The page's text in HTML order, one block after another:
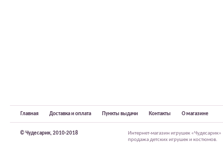
Главная Доставка и оплата Пункты выдачи Контакты О магазине
© Чудесарик, 2010-2018
Интернет-магазин игрушек
продажа детских игрушек и костюмов.